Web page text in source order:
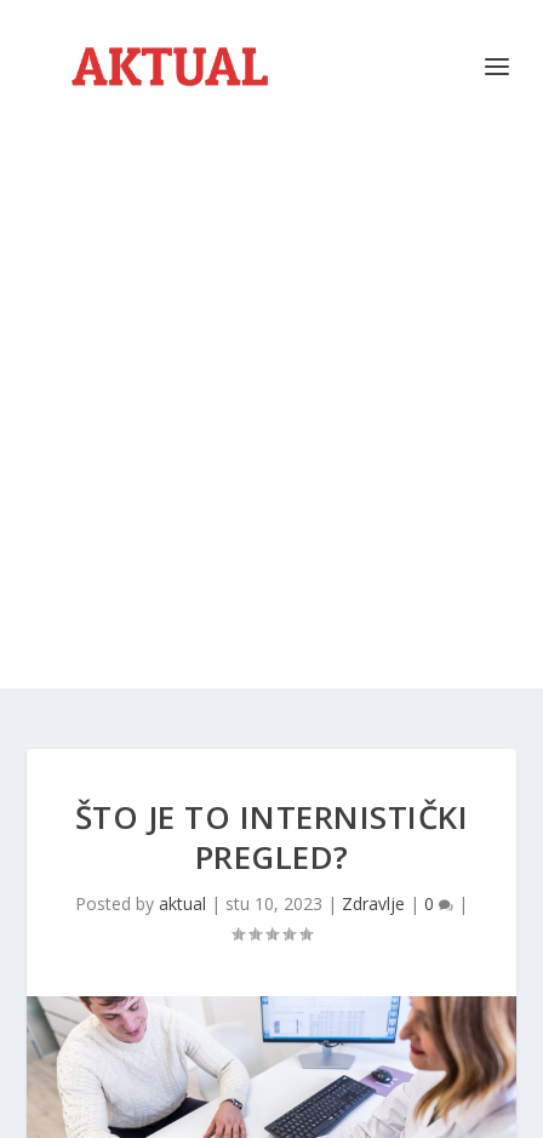
ŠTO JE TO INTERNISTIČKI
PREGLED?
Posted by aktual | stu 10, 2023 | Zdravlje | 0 |